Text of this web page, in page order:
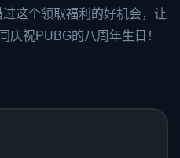
这个领取福利的好机会，让
庆祝PUBG的八周年生日！